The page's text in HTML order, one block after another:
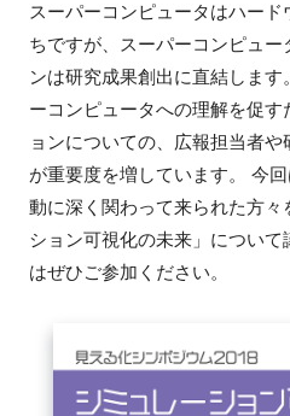
新規登録
イベント
プログラム
インタビュー・コラム
LINK-Jを知る
スーパーコンピュータはハー
ちですが、スーパーコンピュー
ンは研究成果創出に直結しま
ーコンピュータへの理解を促
ョンについての、広報担当者
が重要度を増しています。 今
動に深く関わって来られた方
ション可視化の未来」につい
はぜひご参加ください。